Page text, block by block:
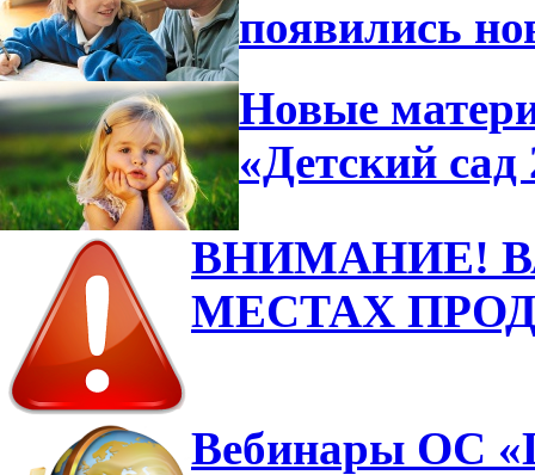
появились
Новые
«Детский сад
ВНИМАНИЕ!
МЕСТАХ
Вебинары ОС